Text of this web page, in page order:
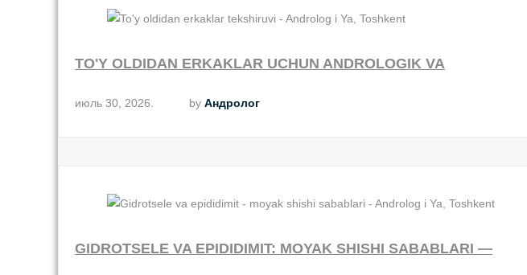
TO'Y OLDIDAN ERKAKLAR UCHUN ANDROLOGIK VA
июль 30, 2026. by Андролог
GIDROTSELE VA EPIDIDIMIT: MOYAK SHISHI SABABLARI —